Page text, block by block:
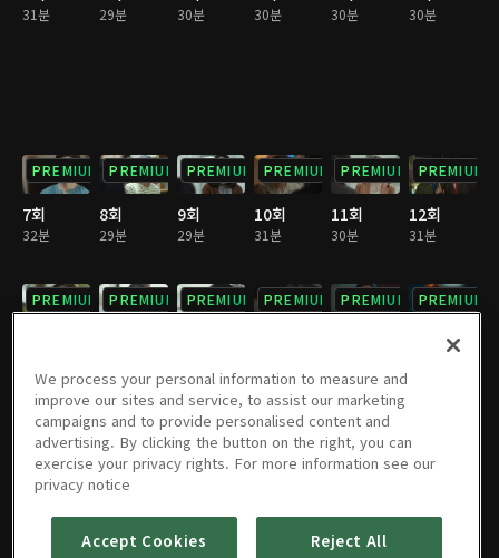
31분 29분 30분 30분 30분 30분
PREMIUM
7회
32분
PREMIUM
8회
29분
PREMIUM
9회
29분
PREMIUM
10회
31분
PREMIUM
11회
30분
PREMIUM
12회
31분
PREMIUM PREMIUM PREMIUM PREMIUM PREMIUM PREMIUM
PREMIUM
19회
31분
PREMIUM
20회
29분
PREMIUM
21회
PREMIUM
22회
PREMIUM
23회 24회
We process your personal information to measure and
improve our sites and service, to assist our marketing
campaigns and to provide personalised content and
advertising. By clicking the button on the right, you can
exercise your privacy rights. For more information see our
privacy notice
Accept Cookies Reject All